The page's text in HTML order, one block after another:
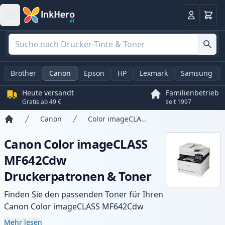
Anmelden
Brother Canon Epson HP Lexmark Samsung
Heute versandt
Gratis ab 49 €
Familienbetrieb
seit 1997
Canon Color imageCLASS MF642Cdw
Canon Color imageCLASS
MF642Cdw
Druckerpatronen & Toner
Finden Sie den passenden Toner für Ihren
Canon Color imageCLASS MF642Cdw
Drucker mit unserer Auswahl an
Mehr lesen